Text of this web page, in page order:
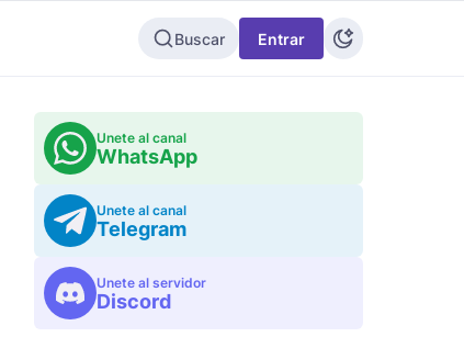
Buscar Entrar
Unete al canal
WhatsApp
Unete al canal
Telegram
Unete al servidor
Discord